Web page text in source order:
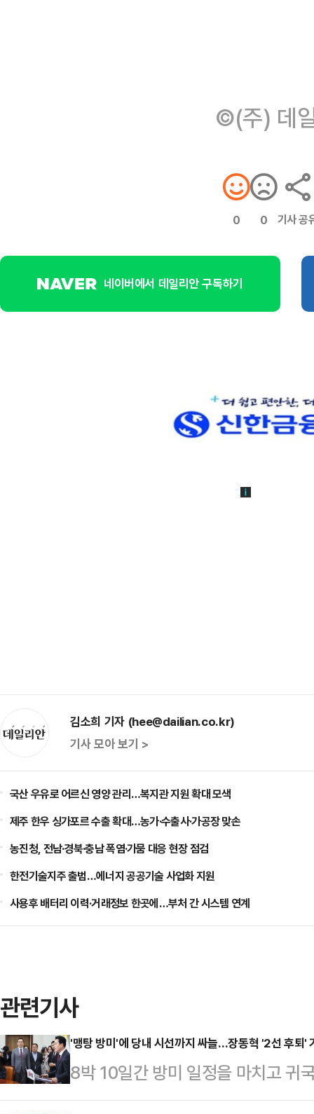
©(주) 데
0 0 기사 공
네이버에서 데일리안 구독하기
김소희 기자 (hee@dailian.co.kr)
기사 모아 보기 >
국산 우유로 어르신 영양 관리…복지관 지원 확대 모색
제주 한우 싱가포르 수출 확대…농가·수출사·가공장 맞손
농진청, 전남·경북·충남 폭염·가뭄 대응 현장 점검
한전기술지주 출범…에너지 공공기술 사업화 지원
사용후 배터리 이력·거래정보 한곳에…부처 간 시스템 연계
관련기사
'맹탕 방미'에 당내 시선까지 싸늘…장동혁 '2선 후퇴'
8박 10일간 방미 일정을 마치고 귀
발표에 나섰으나, 당내 시선은 여전